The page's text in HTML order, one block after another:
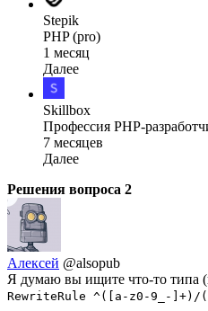
Stepik
PHP (pro)
1 месяц
Далее
Skillbox
Профессия PHP-
7 месяцев
Далее
Решения вопроса 2
Алексей @alsopub
Я думаю вы ищите что-то типа
RewriteRule ^([a-z0-9_-]+)/